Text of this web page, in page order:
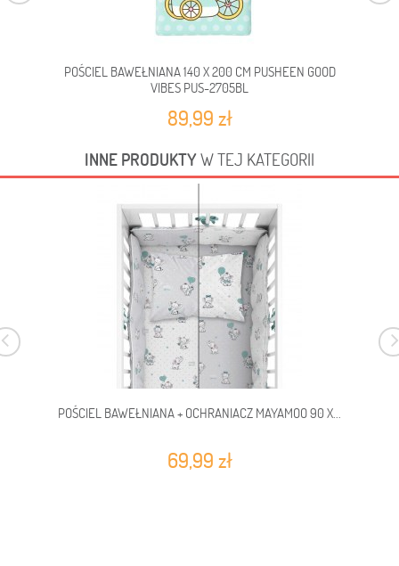
POŚCIEL BAWEŁNIANA 140 X 200 CM PUSHEEN GOOD
VIBES PUS-2705BL
89,99 zł
INNE PRODUKTYW TEJ KATEGORII
POŚCIEL BAWEŁNIANA + OCHRANIACZ MAYAMOO 90 X...
69,99 zł